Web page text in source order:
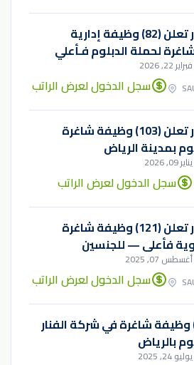
شركة الفنار تعلن (82) وظيفة إدارية
لحملة الدبلوم فـأعلي
فبراير 22, 2026
سجل الدخول لعرض الراتب
شركة الفنار تعلن (103) وظيفة شاغرة
بمدينة الرياض
يناير 09, 2026
سجل الدخول لعرض الراتب
شركة الفنار تعلن (121) وظيفة شاغرة
فأعلى — للجنسين
أغسطس 07, 2025
سجل الدخول لعرض الراتب
(135) وظيفة شاغرة في شركة الفنار
بالرياض
يوليو 24, 2025